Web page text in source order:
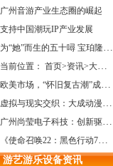
广州音游产业生态圈的崛起
支持中国潮玩IP产业发展
为“她”而生的五十噚 宝珀隆重推出全新五十噚女士潜水腕表
当前位置： 首页>资讯>大型游戏展览和新游戏厅6月大温揭幕 大型游戏展览和新游戏厅6月大温揭幕
欧美市场，“怀旧复古潮”成今年爆火！
虚拟与现实交织：大成动漫如何用"数字工匠精神"重塑游艺产业价值生态
广州尚莹电子科技：创新驱动，引领游艺产业智能化新浪潮
《使命召唤22：黑色行动7》战役模式传闻引不满:玩家将扮演无名士兵
游艺游乐设备资讯